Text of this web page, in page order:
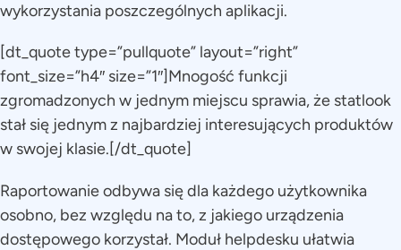
wykorzystania poszczególnych aplikacji.
[dt_quote type=”pullquote” layout=”right”
font_size=”h4″ size=”1″]Mnogość funkcji
zgromadzonych w jednym miejscu sprawia, że statlook
stał się jednym z najbardziej interesujących produktów
w swojej klasie.[/dt_quote]
Raportowanie odbywa się dla każdego użytkownika
osobno, bez względu na to, z jakiego urządzenia
dostępowego korzystał. Moduł helpdesku ułatwia